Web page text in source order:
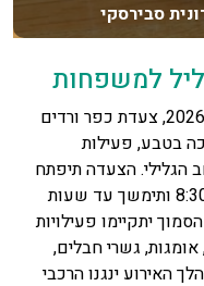
סבירסקי
בכפר ורדים תתקיים ביום שבת, 6 ביוני 2026, צעדת כפר ורדים
בטבע, פעילות
הגלילי. הצעדה תיפתח
בהזנקה מצומת המפה (כיכר 1) בשעה 8:30 ותימשך עד שעות
יתקיימו פעילויות
אומגות, גשרי חבלים,
האירוע ינגנו הרכבי